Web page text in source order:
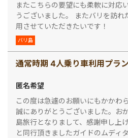
またこちらの要望にも柔軟に対応
うございました。 またバリを訪れ
用させていただきたいです！
バリ島
匿名希望
この度は急遽のお願いにもかかわ
誠にありがとうございました。お
島旅行となりまして、感謝申し上
と同行頂きましたガイドのムディ